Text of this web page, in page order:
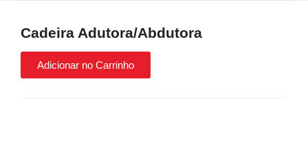
Cadeira Adutora/Abdutora
Adicionar no Carrinho